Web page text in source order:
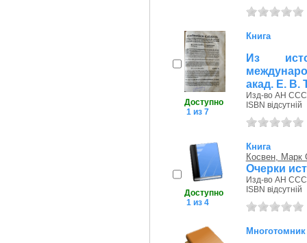
Доступно
1 из 7
Книга
Из
акад. Е. В.
Изд-во АН
ISBN відсутній
Доступно
1 из 4
Книга
Косвен, Марк
Очерки
Изд-во АН
ISBN відсутній
Многотомник